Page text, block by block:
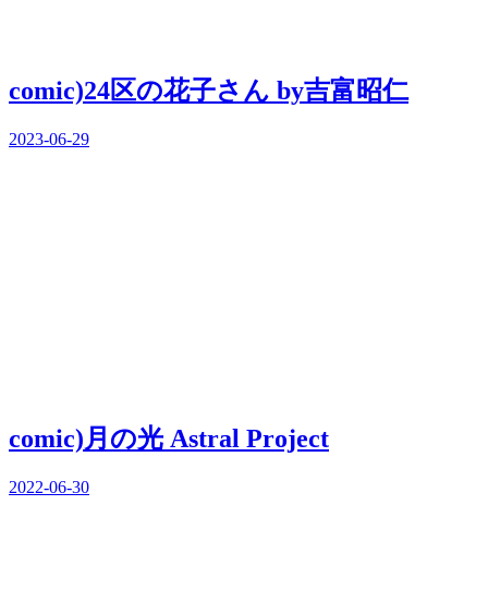
comic)24区の花子さん by吉富昭仁
2023-06-29
comic)月の光 Astral Project
2022-06-30